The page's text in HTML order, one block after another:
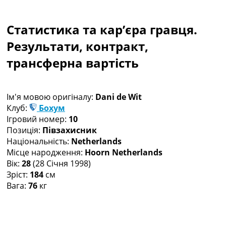
Чемпіонат Світу
Україна. Прем’єр-Ліга
Україна. Перша Ліга
Ліга Чемпіонів
Ще Турніри >>>
Таблиці
Чемпіонат Світу. Турнирні таблиці
Таблиця УПЛ
Перша Ліга
Таблиця АПЛ
Таблиця Ла Ліги
Таблиця Ліги Чемпіонів
Всі таблиці >>>
Статистика та кар’єра гравця.
Результати, контракт,
трансферна вартість
Ім'я мовою оригіналу: Dani de Wit
Клуб:
Бохум
Ігровий номер: 10
Позиція: Півзахисник
Національність: Netherlands
Місце народження: Hoorn Netherlands
Вік: 28(28 Січня 1998)
Зріст: 184 см
Вага: 76 кг